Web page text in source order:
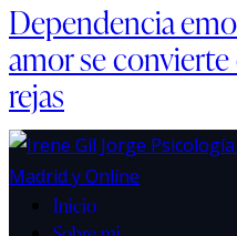
Dependencia
amor se
rejas
Inicio